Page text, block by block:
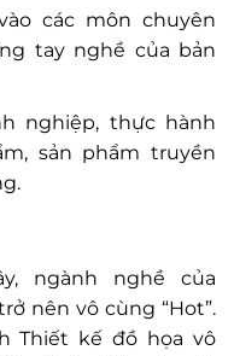
các môn chuyên
tay nghề của bản
nghiệp, thực hành
sản phẩm truyền
ngành nghề của
nên vô cùng “Hot”.
Thiết kế đồ họa vô